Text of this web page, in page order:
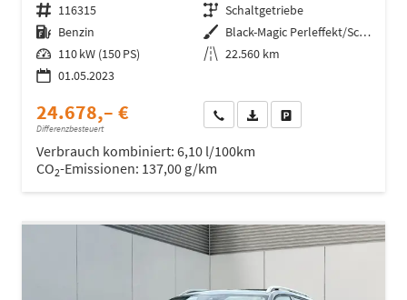
Fahrzeugnr. 116315 Getriebe Schaltgetriebe
Kraftstoff Benzin Außenfarbe
Black-Magic Perleffekt/Schwarz
Leistung 110 kW (150 PS) Kilometerstand 22.560 km
01.05.2023
24.678,– €
Differenzbesteuert
Wir rufen Sie anFahrzeugexposé (PDF)
Verbrauch kombiniert: 6,10 l/100km
CO2-Emissionen: 137,00 g/km